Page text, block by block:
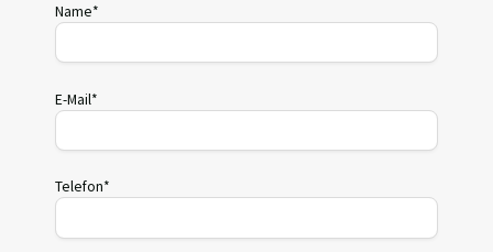
Name*
E-Mail*
Telefon*